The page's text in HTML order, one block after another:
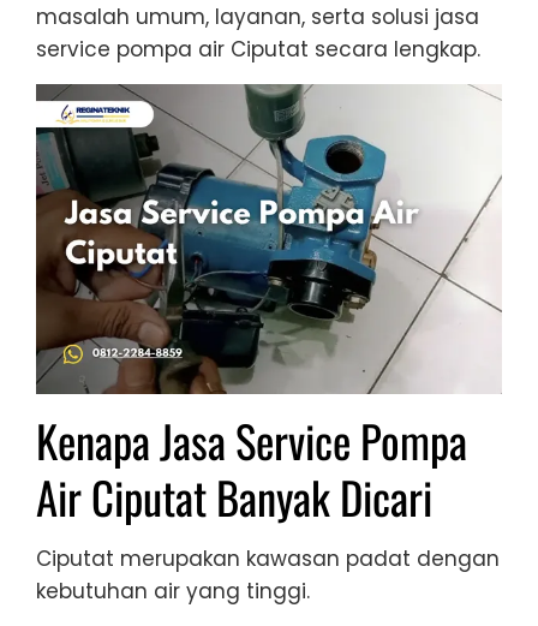
masalah umum, layanan, serta solusi jasa
service pompa air Ciputat secara lengkap.
Kenapa Jasa Service Pompa
Air Ciputat Banyak Dicari
Ciputat merupakan kawasan padat dengan
kebutuhan air yang tinggi.